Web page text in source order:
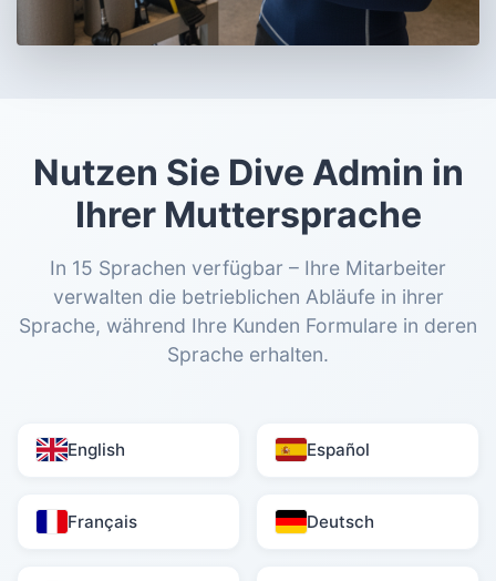
Nutzen Sie Dive Admin in
Ihrer Muttersprache
In 15 Sprachen verfügbar – Ihre Mitarbeiter
verwalten die betrieblichen Abläufe in ihrer
Sprache, während Ihre Kunden Formulare in deren
Sprache erhalten.
English Español
Français Deutsch